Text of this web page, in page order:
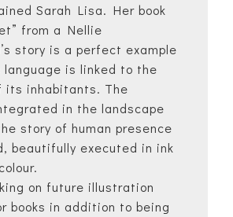
Sarah Lisa. Her book
from a Nellie
story is a perfect example
language is linked to the
its inhabitants. The
in the landscape
story of human presence
beautifully executed in ink
on future illustration
books in addition to being